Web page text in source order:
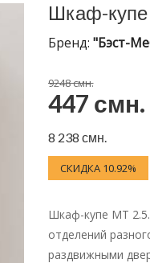
Шкаф-купе
Бренд: "Бэст-
9248 смн.
447 смн.
8 238 смн.
СКИДКА 10.92%
Шкаф-купе МТ
отделений
раздвижными